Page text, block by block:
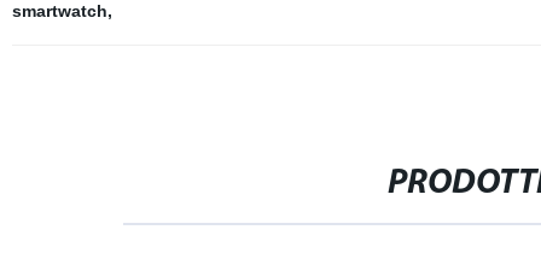
smartwatch,